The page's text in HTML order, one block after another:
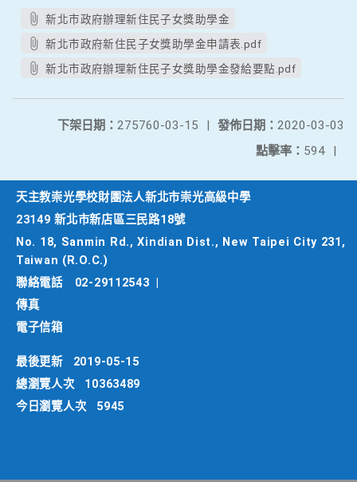
新北市政府辦理新住民子女獎助學金
新北市政府新住民子女獎助學金申請表.pdf
新北市政府辦理新住民子女獎助學金發給要點.pdf
發佈日期： 2020-03-03
下架日期： 275760-03-15
|
點擊率： 594 |
天主教崇光學校財團法人新北市崇光高級中學
23149 新北市新店區三民路18號
No. 18, Sanmin Rd., Xindian Dist., New Taipei City 231,
Taiwan (R.O.C.)
聯絡電話
02-29112543
傳真
電子信箱
最後更新
2019-05-15
總瀏覽人次
10363489
今日瀏覽人次
5945